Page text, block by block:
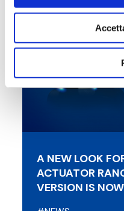
A NEW LOOK
ACTUATOR
VERSION IS